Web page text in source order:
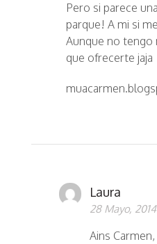
Pero si parece
parque! A mi si
Aunque no tengo
que ofrecerte jaja
Laura
28 Mayo, 2014
Ains